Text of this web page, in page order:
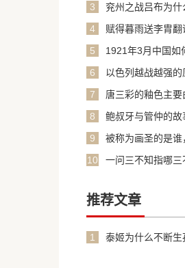
3
兖州之战吕布为
4
赋得暮雨送李胄翻
5
1921年3月中国如
6
以色列越战越强的
7
唐三彩的釉色主
8
鲍叔牙与管仲的
9
被称为画圣的是谁
10
一问三不知指哪三
推荐文章
1
泰姬为什么不断